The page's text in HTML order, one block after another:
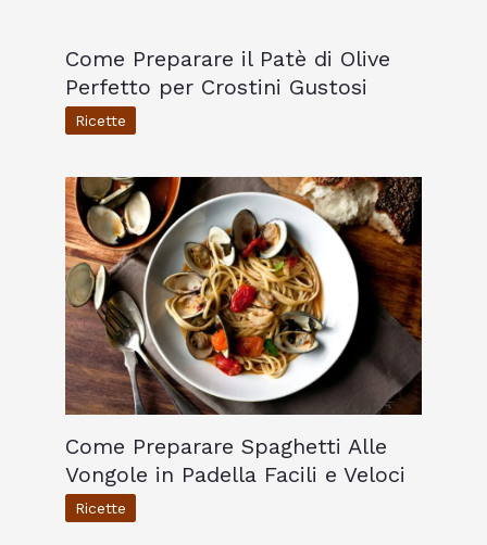
Come Preparare il Patè di Olive
Perfetto per Crostini Gustosi
Ricette
Come Preparare Spaghetti Alle
Vongole in Padella Facili e Veloci
Ricette